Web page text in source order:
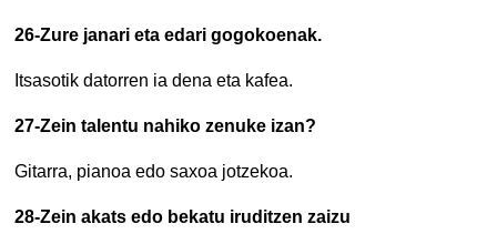
26-Zure janari eta edari gogokoenak.
Itsasotik datorren ia dena eta kafea.
27-Zein talentu nahiko zenuke izan?
Gitarra, pianoa edo saxoa jotzekoa.
28-Zein akats edo bekatu iruditzen zaizu